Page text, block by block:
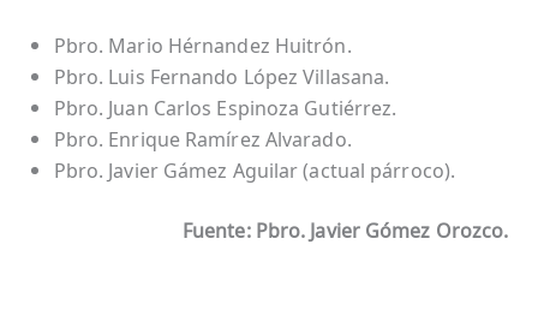
Pbro. Mario Hérnandez Huitrón.
Pbro. Luis Fernando López Villasana.
Pbro. Juan Carlos Espinoza Gutiérrez.
Pbro. Enrique Ramírez Alvarado.
Pbro. Javier Gámez Aguilar (actual párroco).
Fuente: Pbro. Javier Gómez Orozco.